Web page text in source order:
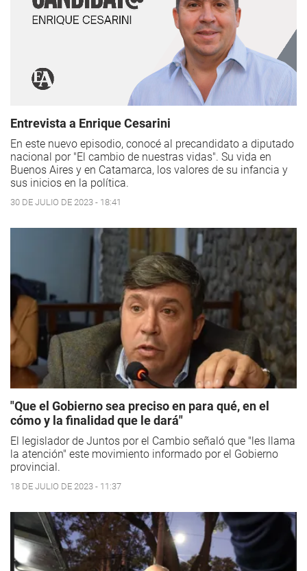
Entrevista a Enrique Cesarini
En este nuevo episodio, conocé al precandidato a diputado
nacional por "El cambio de nuestras vidas". Su vida en
Buenos Aires y en Catamarca, los valores de su infancia y
sus inicios en la política.
30 DE JULIO DE 2023 - 18:41
"Que el Gobierno sea preciso en para qué, en el
cómo y la finalidad que le dará"
El legislador de Juntos por el Cambio señaló que "les llama
la atención" este movimiento informado por el Gobierno
provincial.
18 DE JULIO DE 2023 - 11:37